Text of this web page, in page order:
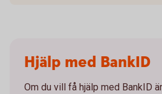
Hjälp med BankID
Om du vill få hjälp med BankID